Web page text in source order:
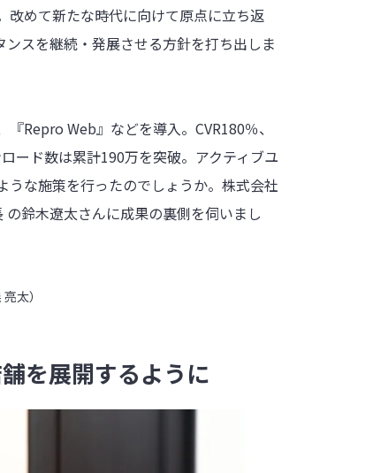
改めて新たな時代に向けて原点に立ち返
スを継続・発展させる方針を打ち出しま
Repro Web』などを導入。CVR180％、
ード数は累計190万を突破。アクティブユ
うな施策を行ったのでしょうか。株式会社
鈴木遼太さんに成果の裏側を伺いまし
太）
を展開するように